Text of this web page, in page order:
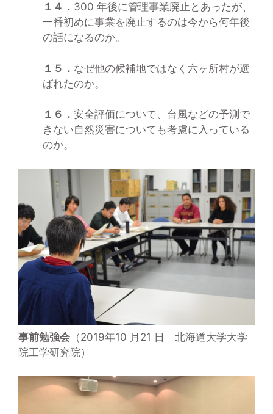
１４． 300 年後に管理事業廃止とあったが、
一番初めに事業を廃止するのは今から何年後
の話になるのか。
１５． なぜ他の候補地ではなく六ヶ所村が選
ばれたのか。
１６． 安全評価について、台風などの予測で
きない自然災害についても考慮に入っている
のか。
事前勉強会 （2019年10 月21 日 北海道大学大学
院工学研究院）